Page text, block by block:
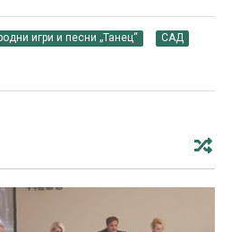
игри и песни „Танец“ САД